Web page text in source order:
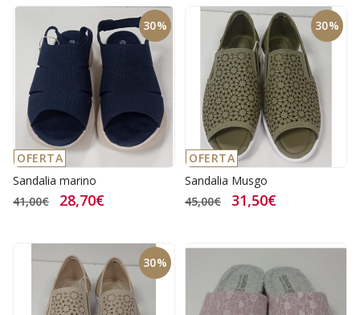
30%
OFERTA
Sandalia marino
41,00€
28,70€
30%
OFERTA
Sandalia Musgo
45,00€
31,50€
30%